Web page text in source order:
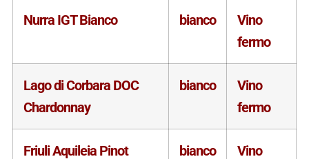
Nurra IGT Bianco bianco
Vino
fermo
Lago di Corbara DOC
Chardonnay
bianco
Vino
fermo
Friuli Aquileia Pinot
bianco
Vino